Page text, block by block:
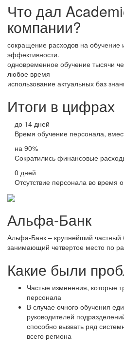
Что дал
компании?
сокращение расходов на
эффективности.
одновременное обучение тысячи
любое время
использование актуальных баз
Итоги в цифрах
до 14 дней
Время обучение персонала,
на 90%
Сократились финансовые
0 дней
Отсутствие персонала во время
Альфа-Банк
Альфа-Банк – крупнейший частный
занимающий четвертое место по
Какие были
Частые изменения, которые
персонала
В случае очного обучения
руководителей
способно вызвать ряд
всего региона